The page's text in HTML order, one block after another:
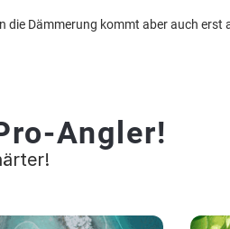
die Dämmerung kommt aber auch erst
Angler!